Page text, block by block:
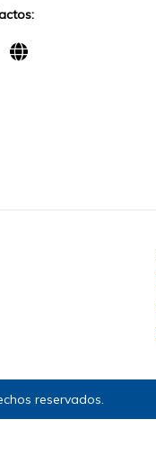
reservados.